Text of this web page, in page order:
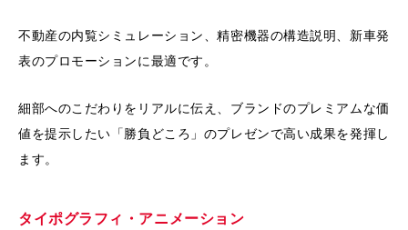
不動産の内覧シミュレーション、精密機器の構造説明、新車発
表のプロモーションに最適です。
細部へのこだわりをリアルに伝え、ブランドのプレミアムな価
値を提示したい「勝負どころ」のプレゼンで高い成果を発揮し
ます。
タイポグラフィ・アニメーション